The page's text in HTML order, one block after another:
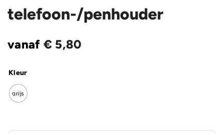
telefoon-/penhouder
vanaf € 5,80
Kleur
grijs